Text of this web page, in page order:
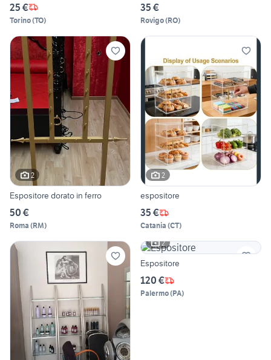
25 €
Torino(TO)
35 €
Rovigo(RO)
2
Espositore dorato in ferro
50 €
Roma (RM)
2
espositore
35 €
Catania (CT)
2
Espositore
120 €
Palermo(PA)